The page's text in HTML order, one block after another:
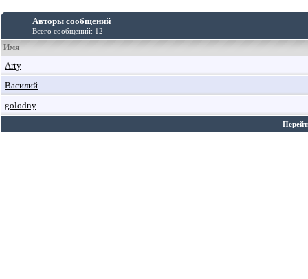
Авторы сообщений
Всего сообщений: 12
Имя
Arty
Василий
golodny